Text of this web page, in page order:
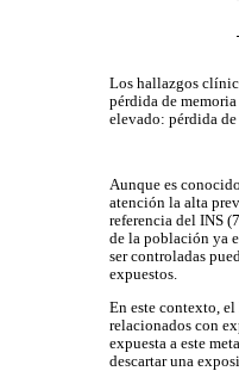
Los hallazgos
pérdida de
elevado: pérdida
Aunque es
atención la alta
referencia del INS
de la población ya
ser controladas
expuestos.
En este contexto,
relacionados con
expuesta a este
descartar una